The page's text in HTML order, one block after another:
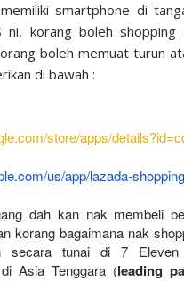
smartphone di
ni, korang boleh shopping
boleh memuat turun
di bawah :
com/store/apps/
com/us/app/lazada-
dah kan nak membeli
korang bagaimana nak
secara tunai di 7 Eleven
Asia Tenggara (leading